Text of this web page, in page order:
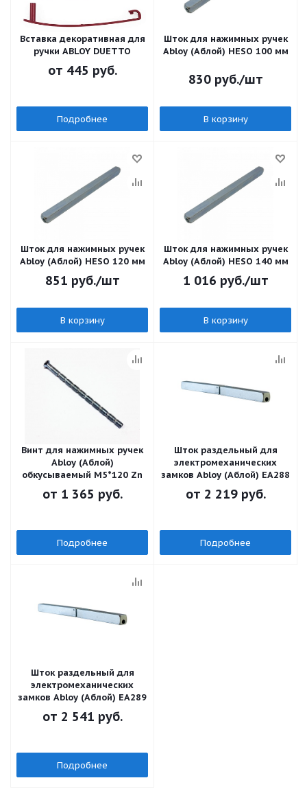
Вставка декоративная для
ручки ABLOY DUETTO
от 445 руб.
Подробнее
Шток для нажимных ручек
Abloy (Аблой) HESO 100 мм
830руб./шт
В корзину
Шток для нажимных ручек
Abloy (Аблой) HESO 120 мм
851 руб./шт
В корзину
Шток для нажимных ручек
Abloy (Аблой) HESO 140 мм
1 016 руб./шт
В корзину
Винт для нажимных ручек
Abloy (Аблой)
обкусываемый M5*120 Zn
от 1 365 руб.
Подробнее
Шток раздельный для
электромеханических
замков Abloy (Аблой) EA288
от 2 219 руб.
Подробнее
Шток раздельный для
электромеханических
замков Abloy (Аблой) EA289
от 2 541 руб.
Подробнее